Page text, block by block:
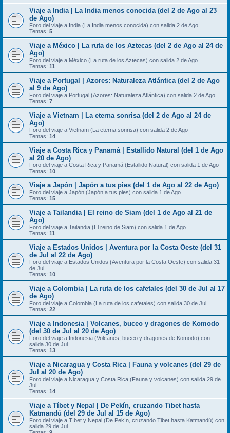
Viaje a India | La India menos conocida (del 2 de Ago al 23
de Ago)
Foro del viaje a India (La India menos conocida) con salida 2 de Ago
Temas: 5
Viaje a México | La ruta de los Aztecas (del 2 de Ago al 24 de
Ago)
Foro del viaje a México (La ruta de los Aztecas) con salida 2 de Ago
Temas: 11
Viaje a Portugal | Azores: Naturaleza Atlántica (del 2 de Ago
al 9 de Ago)
Foro del viaje a Portugal (Azores: Naturaleza Atlántica) con salida 2 de Ago
Temas: 7
Viaje a Vietnam | La eterna sonrisa (del 2 de Ago al 24 de
Ago)
Foro del viaje a Vietnam (La eterna sonrisa) con salida 2 de Ago
Temas: 14
Viaje a Costa Rica y Panamá | Estallido Natural (del 1 de Ago
al 20 de Ago)
Foro del viaje a Costa Rica y Panamá (Estallido Natural) con salida 1 de Ago
Temas: 10
Viaje a Japón | Japón a tus pies (del 1 de Ago al 22 de Ago)
Foro del viaje a Japón (Japón a tus pies) con salida 1 de Ago
Temas: 15
Viaje a Tailandia | El reino de Siam (del 1 de Ago al 21 de
Ago)
Foro del viaje a Tailandia (El reino de Siam) con salida 1 de Ago
Temas: 11
Viaje a Estados Unidos | Aventura por la Costa Oeste (del 31
de Jul al 22 de Ago)
Foro del viaje a Estados Unidos (Aventura por la Costa Oeste) con salida 31
de Jul
Temas: 10
Viaje a Colombia | La ruta de los cafetales (del 30 de Jul al 17
de Ago)
Foro del viaje a Colombia (La ruta de los cafetales) con salida 30 de Jul
Temas: 22
Viaje a Indonesia | Volcanes, buceo y dragones de Komodo
(del 30 de Jul al 20 de Ago)
Foro del viaje a Indonesia (Volcanes, buceo y dragones de Komodo) con
salida 30 de Jul
Temas: 13
Viaje a Nicaragua y Costa Rica | Fauna y volcanes (del 29 de
Jul al 20 de Ago)
Foro del viaje a Nicaragua y Costa Rica (Fauna y volcanes) con salida 29 de
Jul
Temas: 14
Viaje a Tíbet y Nepal | De Pekín, cruzando Tibet hasta
Katmandú (del 29 de Jul al 15 de Ago)
Foro del viaje a Tíbet y Nepal (De Pekín, cruzando Tibet hasta Katmandú) con
salida 29 de Jul